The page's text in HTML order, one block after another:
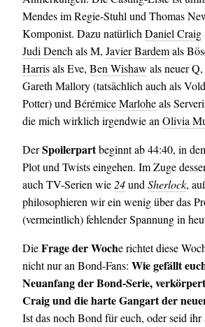
Mendes im Regie-Stuhl und Thomas
Komponist. Dazu natürlich Daniel Craig
Judi Dench als M, Javier Bardemals
Harrisals Eve, Ben Wishaw als neuer Q,
Gareth Mallory (tatsächlich auch als
Potter) und Bérémice Marloheals
die mich wirklich irgendwie an Olivia
DerSpoilerpartbeginnt ab 44:40, in
Plot und Twists eingehen. Im Zuge
auch TV-Serien wie 24und Sherlock,
philosophieren wir ein wenig über das
(vermeintlich) fehlender Spannung in
DieFrage der Woche richtet diese
nicht nur an Bond-Fans: Wie gefällt
Neuanfang der Bond-Serie,
Craig und die harte Gangart der
Ist das noch Bond für euch, oder seid ihr